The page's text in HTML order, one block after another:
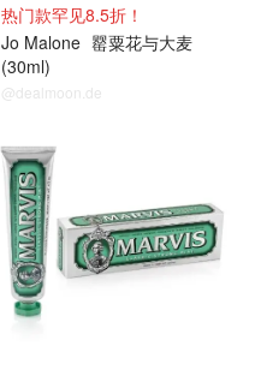
热门款罕见8.5折！
Jo Malone 罂粟花与大麦
(30ml)
@dealmoon.de